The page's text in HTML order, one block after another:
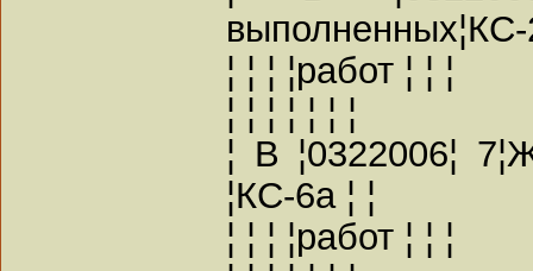
выполненных¦КС-
¦ ¦ ¦ ¦работ ¦ ¦ ¦
¦ ¦ ¦ ¦ ¦ ¦ ¦
¦ В ¦0322006¦
¦КС-6а ¦ ¦
¦ ¦ ¦ ¦работ ¦ ¦ ¦